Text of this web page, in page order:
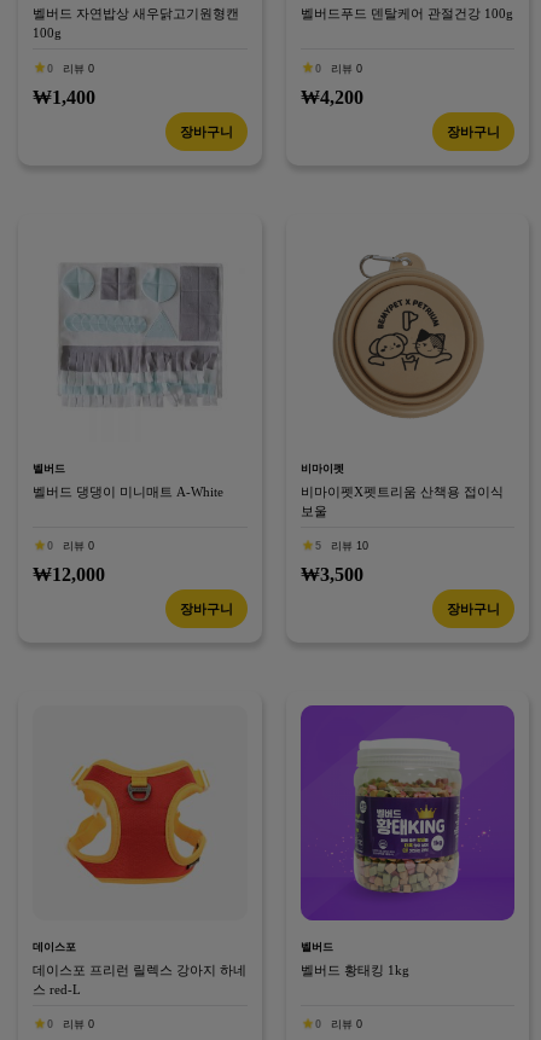
벨버드 자연밥상 새우닭고기원형캔
100g
0 리뷰 0
₩1,400
장바구니
벨버드푸드 덴탈케어 관절건강 100g
0 리뷰 0
₩4,200
장바구니
벨버드
벨버드 댕댕이 미니매트 A-White
0 리뷰 0
₩12,000
장바구니
비마이펫
비마이펫X펫트리움 산책용 접이식
보울
5 리뷰 10
₩3,500
장바구니
데이스포
데이스포 프리런 릴렉스 강아지 하네
스 red-L
0 리뷰 0
벨버드
벨버드 황태킹 1kg
0 리뷰 0